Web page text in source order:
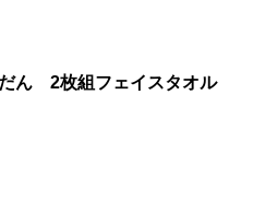
だん 2枚組フェイスタオル